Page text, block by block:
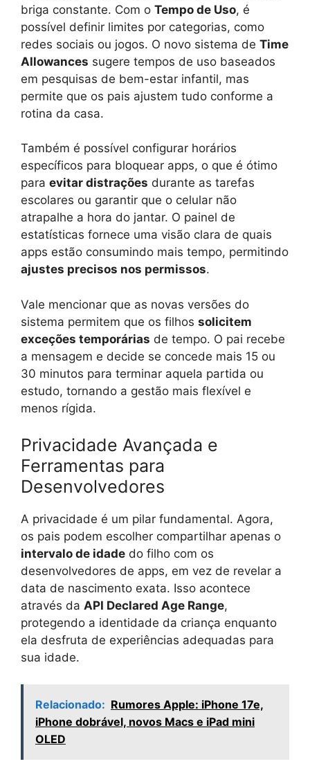
briga constante. Com o Tempo de Uso, é
possível definir limites por categorias, como
redes sociais ou jogos. O novo sistema de Time
Allowances sugere tempos de uso baseados
em pesquisas de bem-estar infantil, mas
permite que os pais ajustem tudo conforme a
rotina da casa.
Também é possível configurar horários
específicos para bloquear apps, o que é ótimo
para evitar distrações durante as tarefas
escolares ou garantir que o celular não
atrapalhe a hora do jantar. O painel de
estatísticas fornece uma visão clara de quais
apps estão consumindo mais tempo, permitindo
ajustes precisos nos permissos.
Vale mencionar que as novas versões do
sistema permitem que os filhos solicitem
exceções temporárias de tempo. O pai recebe
a mensagem e decide se concede mais 15 ou
30 minutos para terminar aquela partida ou
estudo, tornando a gestão mais flexível e
menos rígida.
Privacidade Avançada e
Ferramentas para
Desenvolvedores
A privacidade é um pilar fundamental. Agora,
os pais podem escolher compartilhar apenas o
intervalo de idade do filho com os
desenvolvedores de apps, em vez de revelar a
data de nascimento exata. Isso acontece
através da API Declared Age Range,
protegendo a identidade da criança enquanto
ela desfruta de experiências adequadas para
sua idade.
Relacionado: Rumores Apple: iPhone 17e,
iPhone dobrável, novos Macs e iPad mini
OLED